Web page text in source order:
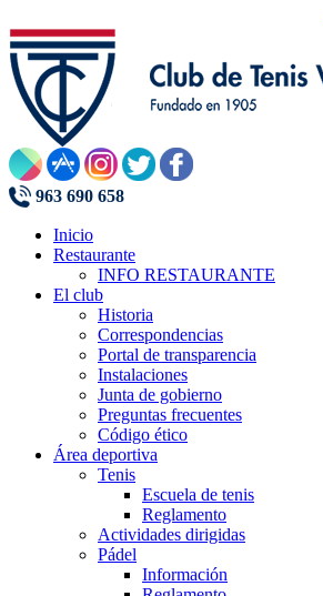
963 690 658
Inicio
Restaurante
INFO RESTAURANTE
El club
Historia
Correspondencias
Portal de transparencia
Instalaciones
Junta de gobierno
Preguntas frecuentes
Código ético
Área deportiva
Tenis
Escuela de tenis
Reglamento
Actividades dirigidas
Pádel
Información